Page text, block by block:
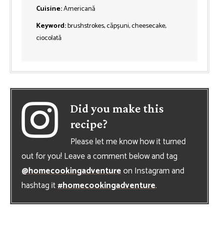
Cuisine:Americană
Keyword:brushstrokes, căpșuni, cheesecake,
ciocolată
Did you make this
recipe?
Please let me know how it turned
out for you! Leave a comment below and tag
@homecookingadventureon Instagram and
hashtag it#homecookingadventure.